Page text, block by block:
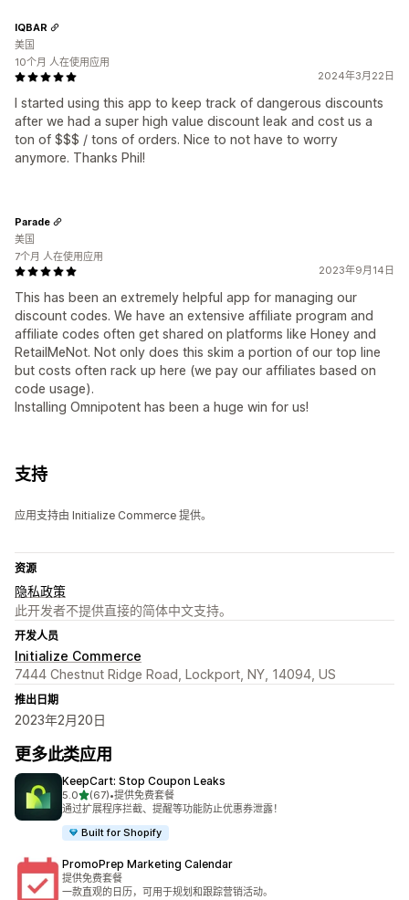
2024年3月22日
I started using this app to keep track of dangerous discounts
after we had a super high value discount leak and cost us a
ton of $$$ / tons of orders. Nice to not have to worry
anymore. Thanks Phil!
IQBAR
美国
10个月 人在使用应用
2023年9月14日
This has been an extremely helpful app for managing our
discount codes. We have an extensive affiliate program and
affiliate codes often get shared on platforms like Honey and
RetailMeNot. Not only does this skim a portion of our top line
but costs often rack up here (we pay our affiliates based on
code usage).
Installing Omnipotent has been a huge win for us!
Parade
美国
7个月 人在使用应用
支持
应用支持由 Initialize Commerce 提供。
资源
隐私政策
此开发者不提供直接的简体中文支持。
开发人员
Initialize Commerce
7444 Chestnut Ridge Road, Lockport, NY, 14094, US
推出日期
2023年2月20日
更多此类应用
KeepCart: Stop Coupon Leaks
5.0星（满分 5 星）
(67)
总共 67 条评论
•提供免费套餐
通过扩展程序拦截、提醒等功能防止优惠券泄露！
Built for Shopify
PromoPrep Marketing Calendar
提供免费套餐
一款直观的日历，可用于规划和跟踪营销活动。